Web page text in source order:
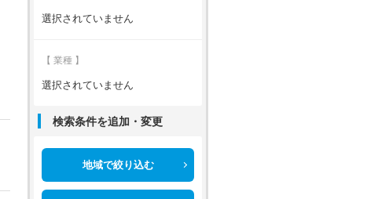
選択されていません
【 業種 】
選択されていません
検索条件を追加・変更
地域で絞り込む